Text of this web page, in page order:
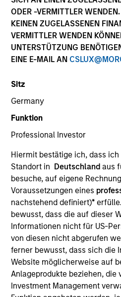
ODER -VERMITTLER
KEINEN ZUGELASSENEN
VERMITTLER WENDEN
UNTERSTÜTZUNG
EINE E-MAIL AN
Sitz
Germany
Funktion
Professional Investor
Hiermit bestätige ich, dass
Standort in Deutschland aus
besuche, auf eigene
Voraussetzungen eines
nachstehend definiert)*
bewusst, dass die auf dieser
Informationen nicht für US-
von diesen nicht abgerufen
ferner bewusst, dass sich die
Website möglicherweise auf
Anlageprodukte beziehen, die
Investment Management
23 Years
TEAM
Morgan Stanley Capital
Adam Shaw is a Managing
Stanley and is based in New
MSCP in 2009 after
From 2004 to 2007, Mr. Shaw
Thayer Capital Partners and
was an Analyst at